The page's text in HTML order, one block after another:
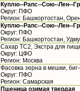
Куплю--Рапс--Сою--Лен--
Округ: ПФО
Регион: Башкортостан,
Куплю--Рапс--Сою--Лен--
Округ: ПФО
Регион: Башкортостан,
Сахар ТС2, Экстра для
Округ: ЦФО
Регион: Москва
Фасовка зерна в мешки,
Округ: ПФО
Регион: Самарская
Пшеница озимая твердая